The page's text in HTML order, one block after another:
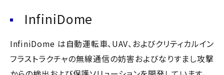
InfiniDome
InfiniDome は自動運転車、UAV、およびクリティカルイン
フラストラクチャの無線通信の妨害およびなりすまし攻撃